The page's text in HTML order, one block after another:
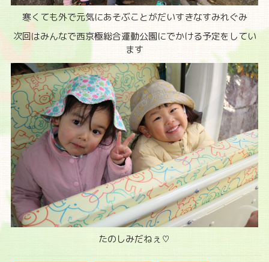
寒くても外で元気にあそぶことがだいすきなすみれぐみ
次回はみんなで西京極総合運動公園にでかける予定をしてい
ます
たのしみだねぇ♡